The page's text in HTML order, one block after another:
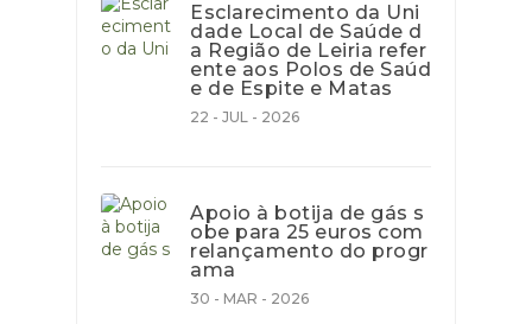
Esclarecimento da Uni
dade Local de Saúde d
a Região de Leiria refer
ente aos Polos de Saúd
e de Espite e Matas
22 - JUL - 2026
Apoio à botija de gás s
obe para 25 euros com
relançamento do progr
ama
30 - MAR - 2026